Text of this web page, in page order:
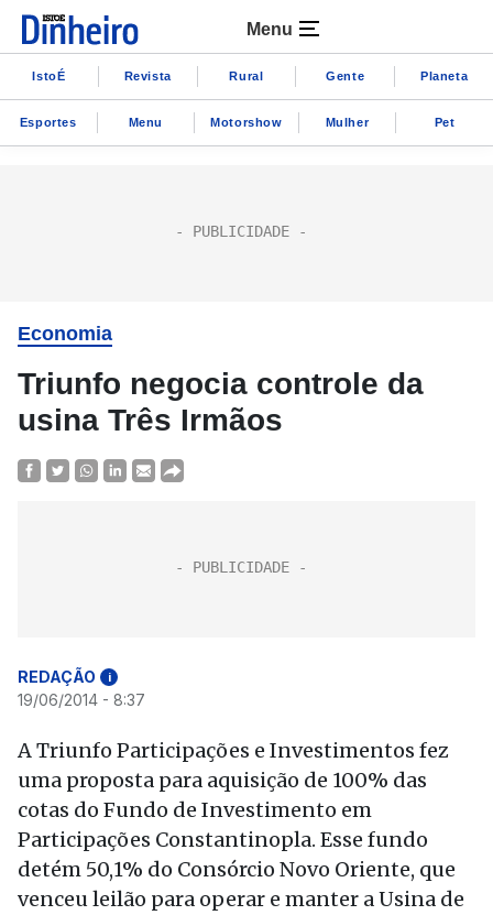
Menu
IstoÉ Revista Rural Gente Planeta
Esportes Menu Motorshow Mulher Pet
Economia
Triunfo negocia controle da
usina Três Irmãos
REDAÇÃO i
19/06/2014 - 8:37
A Triunfo Participações e Investimentos fez
uma proposta para aquisição de 100% das
cotas do Fundo de Investimento em
Participações Constantinopla. Esse fundo
detém 50,1% do Consórcio Novo Oriente, que
venceu leilão para operar e manter a Usina de